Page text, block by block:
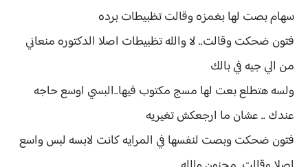
سهام بصت لها بغمزه وقالت تظبيطات برده
فتون ضحكت وقالت.. لا والله تظبيطات اصلا الدكتوره منعاني
من الي جيه في بالك
ولسه هتطلع بعت لها مسج مكتوب فيها..البسي اوسع حاجه
عندك .. عشان ما ارجعكش تغيريه
فتون ضحكت وبصت لنفسها في المرايه كانت لابسه لبس واسع